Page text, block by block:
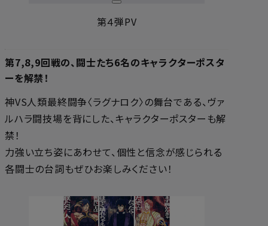
第４弾PV
第7,8,9回戦の、闘士たち6名のキャラクターポスタ
ーを解禁！
神VS人類最終闘争〈ラグナロク〉の舞台である、ヴァ
ルハラ闘技場を背にした、キャラクターポスターも解
禁！
力強い立ち姿にあわせて、個性と信念が感じられる
各闘士の台詞もぜひお楽しみください！